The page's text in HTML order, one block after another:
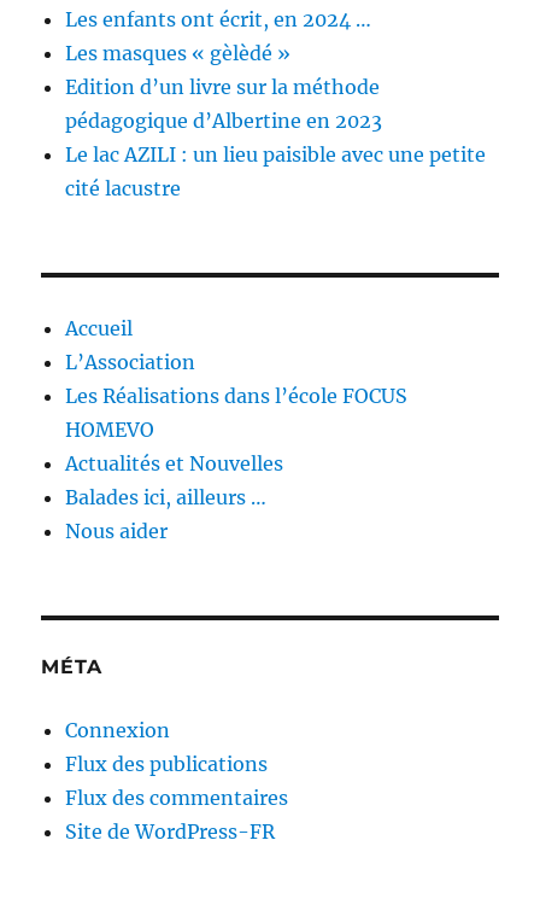
Les enfants ont écrit, en 2024 …
Les masques « gèlèdé »
Edition d’un livre sur la méthode
pédagogique d’Albertine en 2023
Le lac AZILI : un lieu paisible avec une petite
cité lacustre
Accueil
L’Association
Les Réalisations dans l’école FOCUS
HOMEVO
Actualités et Nouvelles
Balades ici, ailleurs …
Nous aider
MÉTA
Connexion
Flux des publications
Flux des commentaires
Site de WordPress-FR